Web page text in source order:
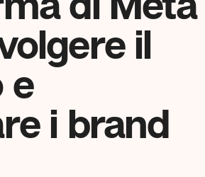
il
e
i brand